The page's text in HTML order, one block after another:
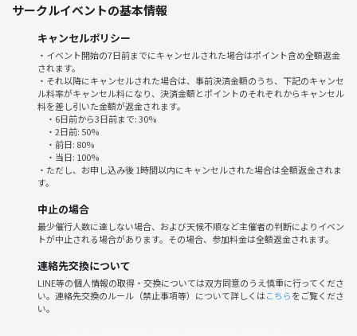
🟨ゲームが上手い・下手ではなく楽しめる方
🟨会話が苦手な方でも大丈夫です。僕からお声がけします。
🟨知らない人が怖い。行ったけど話せず楽しめなかった方を解消しま
す。皆さん大人ですので優しいです。
🟨年齢は20代～30代が平均です。
🟨ゲームを全然プレイしたこと無い方でも全然OKです。
🟨土日遊んだりできる友達が欲しい。
気になる事や質問がありましたらお気軽にメッセージ送ってください(*
◆◆イベント概要です◆◆
会場:「新宿」のスクリーンのある会場（画像あり）
集合場所:現地集合
住所:東京都新宿区百人町1-12-1
サークルイベントの基本情報
キャンセルポリシー
・イベント開始の7日前までにキャンセルされた場合はポイント含め全額返金
されます。
・それ以降にキャンセルされた場合は、事前決済金額のうち、下記のキャンセ
ル料率がキャンセル料になり、決済金額とポイントのそれぞれからキャンセル
料を差し引いた金額が返金されます。
・6日前から3日前まで: 30%
・2日前: 50%
・前日: 80%
・当日: 100%
・ただし、お申し込み後 1時間以内にキャンセルされた場合は全額返金されま
す。
中止の場合
最少催行人数に達しない場合、および天候不順など主催者の判断によりイベン
トが中止される場合があります。その場合、参加料金は全額返金されます。
連絡先交換について
LINE等の個人情報の取得・交換については双方同意のうえ慎重に行ってくださ
い。連絡先交換のルール（禁止事項等）について詳しくはこちらをご覧くださ
い。